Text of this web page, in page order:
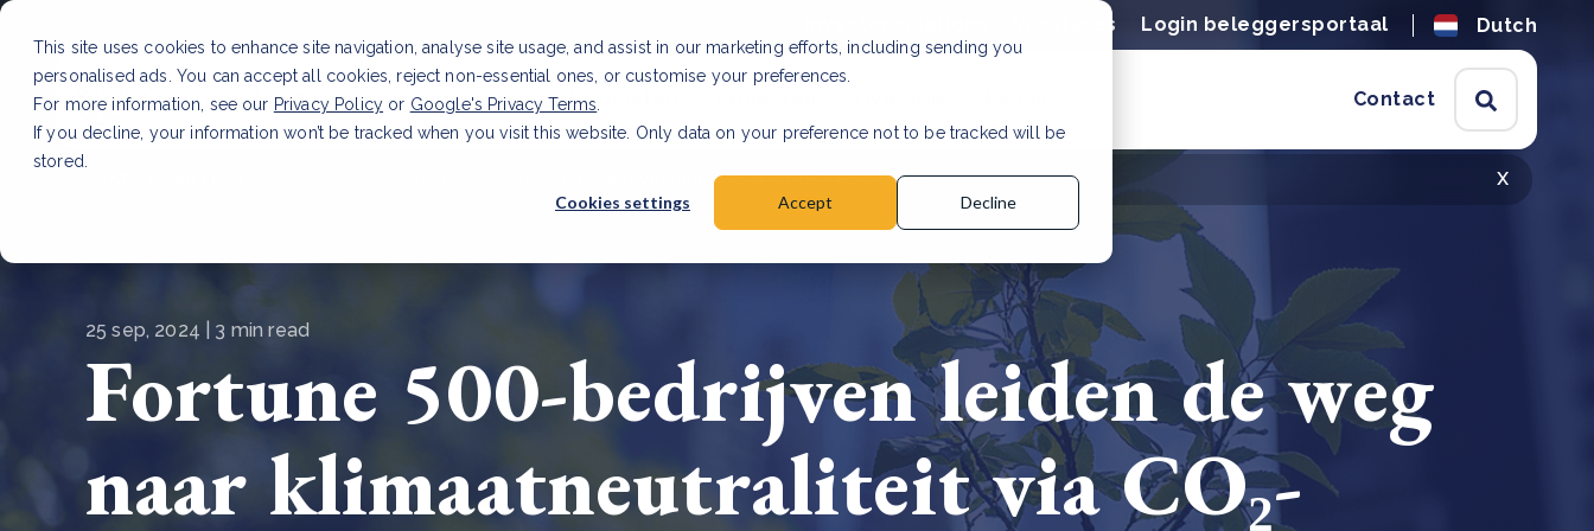
This site uses cookies to enhance site navigation, analyse site usage, and assist in our marketing efforts, including sending you
personalised ads. You can accept all cookies, reject non-essential ones, or customise your preferences.
For more information, see our Privacy Policy or Google's Privacy Terms
If you decline, your information won’t be tracked when you visit this website. Only data on your preference not to be tracked will be
stored.
Cookies settings Accept Decline
Vacatures Login beleggersportaal Dutch
Diensten & Producten Contact
x
CSRD en uw positie als leverancier: wat verandert er in 2026?Lees artikel
25 sep, 2024 | 3 min read
Fortune 500-bedrijven leiden de weg
naar klimaatneutraliteit via CO₂-